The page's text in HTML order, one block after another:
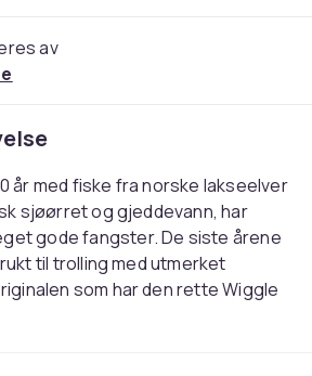
av
år med fiske fra norske lakseelver
sjøørret og gjeddevann, har
gode fangster. De siste årene
til trolling med utmerket
som har den rette Wiggle